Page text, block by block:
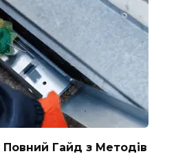
Повний Гайд з Методів